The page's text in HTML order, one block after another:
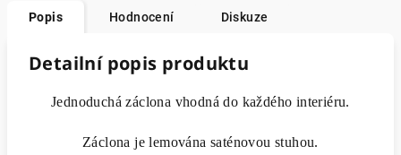
Popis Hodnocení Diskuze
Detailní popis produktu
Jednoduchá záclona vhodná do každého interiéru.
Záclona je lemována saténovou stuhou.